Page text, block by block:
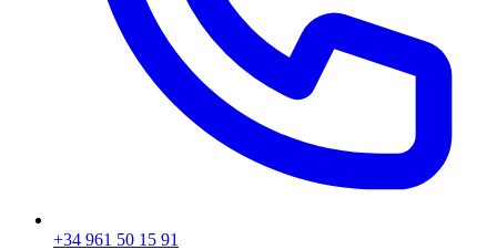
+34 961 50 15 91